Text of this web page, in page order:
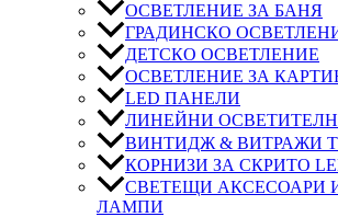
ОСВЕТЛЕНИЕ ЗА БАНЯ
ГРАДИНСКО
ДЕТСКО ОСВЕТЛЕНИЕ
ОСВЕТЛЕНИЕ ЗА
LED ПАНЕЛИ
ЛИНЕЙНИ
ВИНТИДЖ & ВИТРАЖИ
КОРНИЗИ ЗА СКРИТО
СВЕТЕЩИ АКСЕСОАРИ
ЛАМПИ